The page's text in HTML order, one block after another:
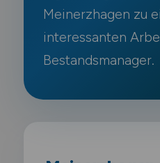
Meinerzhagen zu
interessanten
Bestandsmanager.